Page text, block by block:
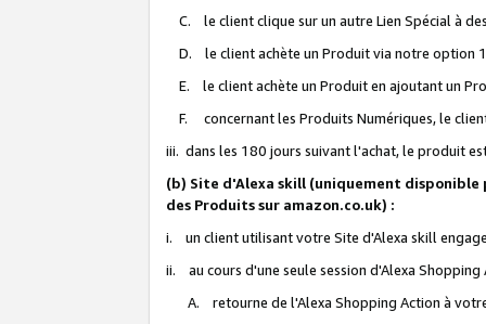
C. le client clique sur un autre Lien Spécial à
D. le client achète un Produit via notre option
E. le client achète un Produit en ajoutant un
F. concernant les Produits Numériques, le
iii. dans les 180 jours suivant l'achat, le produit
(b) Site d'Alexa skill (uniquement
des Produits sur amazon.co.uk) :
i. un client utilisant votre Site d'Alexa skill
ii. au cours d'une seule session d'Alexa
A. retourne de l'Alexa Shopping Action à